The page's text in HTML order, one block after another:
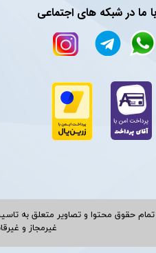
تمام حقوق محتوا و تصاویر متعلق به
غیرمجاز و
ما در شبکه های اجتماعی